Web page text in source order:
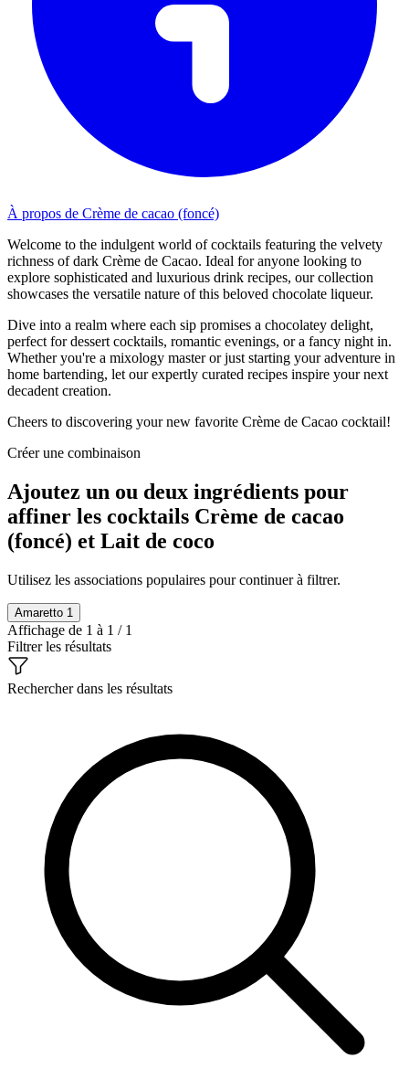
À propos de Crème de cacao (foncé)
Welcome to the indulgent world of cocktails featuring the velvety
richness of dark Crème de Cacao. Ideal for anyone looking to
explore sophisticated and luxurious drink recipes, our collection
showcases the versatile nature of this beloved chocolate liqueur.
Dive into a realm where each sip promises a chocolatey delight,
perfect for dessert cocktails, romantic evenings, or a fancy night in.
Whether you're a mixology master or just starting your adventure in
home bartending, let our expertly curated recipes inspire your next
decadent creation.
Cheers to discovering your new favorite Crème de Cacao cocktail!
Créer une combinaison
Ajoutez un ou deux ingrédients pour
affiner les cocktails Crème de cacao
(foncé) et Lait de coco
Utilisez les associations populaires pour continuer à filtrer.
Amaretto 1
Affichage de 1 à 1 / 1
Filtrer les résultats
Rechercher dans les résultats